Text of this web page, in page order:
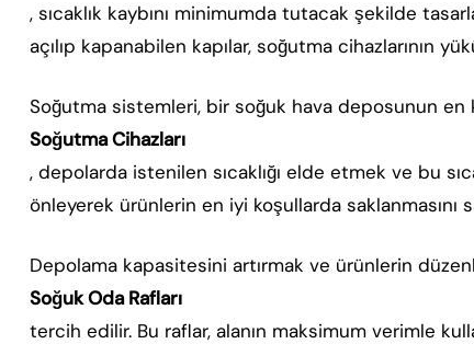
, sıcaklık kaybını minimumda tutacak şekilde
açılıp kapanabilen kapılar, soğutma cihazlarının
Soğutma sistemleri, bir soğuk hava deposunun en
Soğutma Cihazları
, depolarda istenilen sıcaklığı elde etmek ve bu
önleyerek ürünlerin en iyi koşullarda saklanmasını
Depolama kapasitesini artırmak ve ürünlerin
Soğuk Oda Rafları
tercih edilir. Bu raflar, alanın maksimum verimle